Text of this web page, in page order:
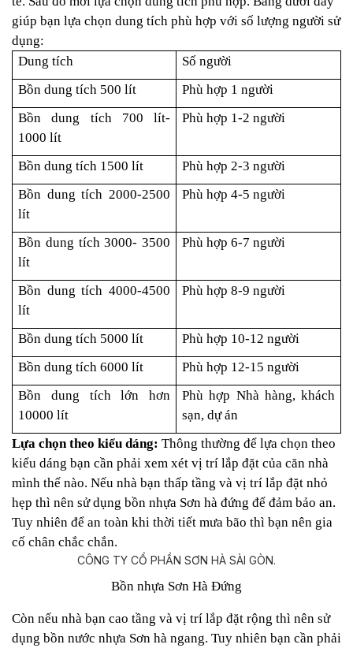
giúp bạn lựa chọn dung tích phù hợp với số lượng người sử
dụng:
Dung tích
Số người
Bồn dung tích 500 lít
Phù hợp 1 người
Bồn dung tích 700 lít-
1000 lít
Phù hợp 1-2 người
Bồn dung tích 1500 lít
Phù hợp 2-3 người
Bồn dung tích 2000-2500
lít
Phù hợp 4-5 người
Bồn dung tích 3000- 3500
lít
Phù hợp 6-7 người
Bồn dung tích 4000-4500
lít
Phù hợp 8-9 người
Bồn dung tích 5000 lít
Phù hợp 10-12 người
Bồn dung tích 6000 lít
Phù hợp 12-15 người
Bồn dung tích lớn hơn
10000 lít
Phù hợp Nhà hàng, khách
sạn, dự án
Lựa chọn theo kiểu dáng: Thông thường để lựa chọn theo
kiểu dáng bạn cần phải xem xét vị trí lắp đặt của căn nhà
mình thế nào. Nếu nhà bạn thấp tầng và vị trí lắp đặt nhỏ
hẹp thì nên sử dụng bồn nhựa Sơn hà đứng để đảm bảo an.
Tuy nhiên để an toàn khi thời tiết mưa bão thì bạn nên gia
cố chân chắc chắn.
Bồn nhựa Sơn Hà Đứng
Còn nếu nhà bạn cao tầng và vị trí lắp đặt rộng thì nên sử
dụng bồn nước nhựa Sơn hà ngang. Tuy nhiên bạn cần phải